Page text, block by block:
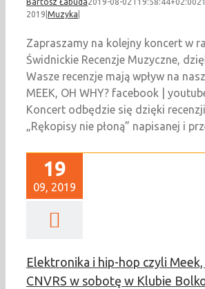
Bartosz Łabuda2019-08-02T19:58:44+02:00
2019 Muzyka
Zapraszamy na kolejny koncert w
Świdnickie Recenzje Muzyczne,
Wasze recenzje mają wpływ na
MEEK, OH WHY? facebook |
Koncert odbędzie się dzięki
„Rękopisy nie płoną” napisanej i
19
09, 2019
Elektronika i hip-hop czyli Meek,
CNVRS w sobotę w Klubie